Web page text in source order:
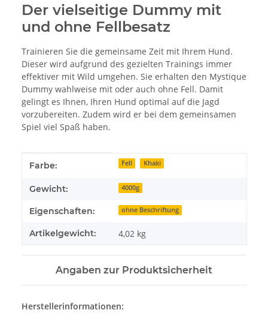
Der vielseitige Dummy mit
und ohne Fellbesatz
Trainieren Sie die gemeinsame Zeit mit Ihrem Hund.
Dieser wird aufgrund des gezielten Trainings immer
effektiver mit Wild umgehen. Sie erhalten den Mystique
Dummy wahlweise mit oder auch ohne Fell. Damit
gelingt es Ihnen, Ihren Hund optimal auf die Jagd
vorzubereiten. Zudem wird er bei dem gemeinsamen
Spiel viel Spaß haben.
Produkteigenschaft
Wert
Farbe: Fell Khaki
Gewicht: 4000g
Eigenschaften: ohne Beschriftung
Artikelgewicht: 4,02 kg
Angaben zur Produktsicherheit
Herstellerinformationen: